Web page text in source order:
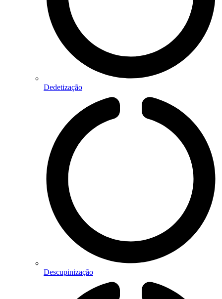
Dedetização
Descupinização